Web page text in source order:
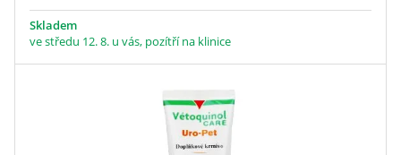
Skladem
ve středu 12. 8. u vás, pozítří na klinice